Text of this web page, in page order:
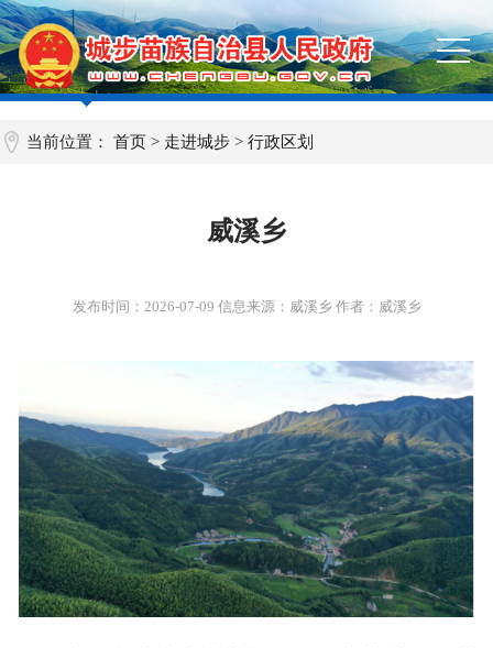
当前位置：首页 > 走进城步 >行政区划
威溪乡
发布时间： 2026-07-09 信息来源：威溪乡 作者：威溪乡